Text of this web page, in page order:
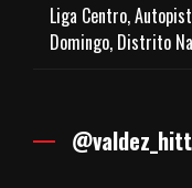
Liga Centro,
Domingo, Distrito